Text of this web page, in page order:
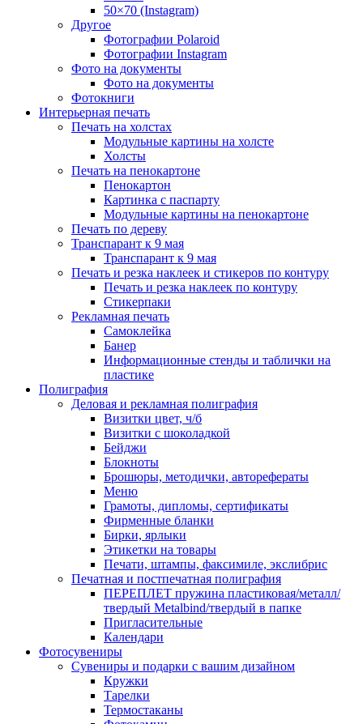
50×70 (Instagram)
Другое
Фотографии Polaroid
Фотографии Instagram
Фото на документы
Фото на документы
Фотокниги
Интерьерная печать
Печать на холстах
Модульные картины на холсте
Холсты
Печать на пенокартоне
Пенокартон
Картинка с паспарту
Модульные картины на пенокартоне
Печать по дереву
Транспарант к 9 мая
Транспарант к 9 мая
Печать и резка наклеек и стикеров по контуру
Печать и резка наклеек по контуру
Стикерпаки
Рекламная печать
Самоклейка
Банер
Информационные стенды и таблички на
пластике
Полиграфия
Деловая и рекламная полиграфия
Визитки цвет, ч/б
Визитки с шоколадкой
Бейджи
Блокноты
Брошюры, методички, авторефераты
Меню
Грамоты, дипломы, сертификаты
Фирменные бланки
Бирки, ярлыки
Этикетки на товары
Печати, штампы, факсимиле, экслибрис
Печатная и постпечатная полиграфия
ПЕРЕПЛЕТ пружина пластиковая/металл/
твердый Metalbind/твердый в папке
Пригласительные
Календари
Фотосувениры
Сувениры и подарки с вашим дизайном
Кружки
Тарелки
Термостаканы